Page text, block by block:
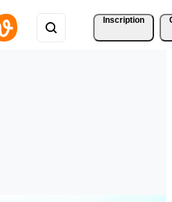
Inscription